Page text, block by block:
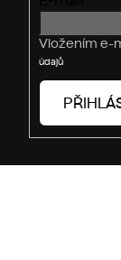
Vložením e-
údajů